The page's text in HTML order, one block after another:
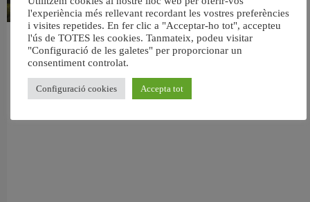
València retira prop de 15.000 litres de residus de la Devesa durant el mes de
juliol
l'experiència més rellevant recordant les vostres preferències
i visites repetides. En fer clic a "Acceptar-ho tot", accepteu
l'ús de TOTES les cookies. Tanmateix, podeu visitar
"Configuració de les galetes" per proporcionar un
consentiment controlat.
Configuració cookies Accepta tot